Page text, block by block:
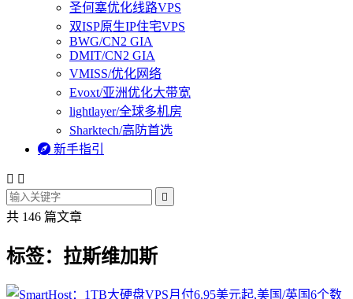
圣何塞优化线路VPS
双ISP原生IP住宅VPS
BWG/CN2 GIA
DMIT/CN2 GIA
VMISS/优化网络
Evoxt/亚洲优化大带宽
lightlayer/全球多机房
Sharktech/高防首选
 新手指引
 

共 146 篇文章
标签：拉斯维加斯